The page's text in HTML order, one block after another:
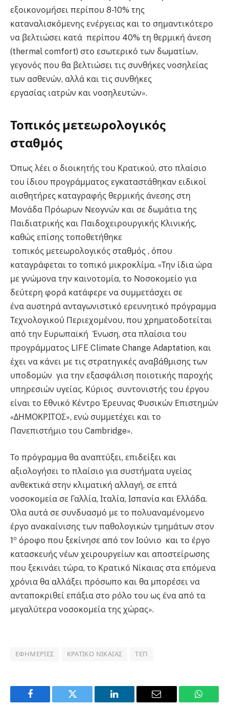
εξοικονομήσει περίπου 8-10% της
καταναλισκόμενης ενέργειας και το σημαντικότερο
να βελτιώσει κατά περίπου 40% τη θερμική άνεση
(thermal comfort) στο εσωτερικό των δωματίων,
γεγονός που θα βελτιώσει τις συνθήκες νοσηλείας
των ασθενών, αλλά και τις συνθήκες
εργασίας ιατρών και νοσηλευτών».
Τοπικός μετεωρολογικός
σταθμός
Όπως λέει ο διοικητής του Κρατικού, στο πλαίσιο
του ίδιου προγράμματος εγκαταστάθηκαν ειδικοί
αισθητήρες καταγραφής θερμικής άνεσης στη
Μονάδα Πρόωρων Νεογνών και σε δωμάτια της
Παιδιατρικής και Παιδοχειρουργικής Κλινικής,
καθώς επίσης τοποθετήθηκε
τοπικός μετεωρολογικός σταθμός , όπου
καταγράφεται το τοπικό μικροκλίμα. «Την ίδια ώρα
με γνώμονα την καινοτομία, το Νοσοκομείο για
δεύτερη φορά κατάφερε να συμμετάσχει σε
ένα αυστηρά ανταγωνιστικό ερευνητικό πρόγραμμα
Τεχνολογικού Περιεχομένου, που χρηματοδοτείται
από την Ευρωπαϊκή Ένωση, στα πλαίσια του
προγράμματος LIFE Climate Change Adaptation, και
έχει να κάνει με τις στρατηγικές αναβάθμισης των
υποδομών για την εξασφάλιση ποιοτικής παροχής
υπηρεσιών υγείας. Κύριος συντονιστής του έργου
είναι το Εθνικό Κέντρο Έρευνας Φυσικών Επιστημών
«ΔΗΜΟΚΡΙΤΟΣ», ενώ συμμετέχει και το
Πανεπιστήμιο του Cambridge».
Το πρόγραμμα θα αναπτύξει, επιδείξει και
αξιολογήσει το πλαίσιο για συστήματα υγείας
ανθεκτικά στην κλιματική αλλαγή, σε επτά
νοσοκομεία σε Γαλλία, Ιταλία, Ισπανία και Ελλάδα.
Όλα αυτά σε συνδυασμό με το πολυαναμένομενο
έργο ανακαίνισης των παθολογικών τμημάτων στον
1 ο όροφο που ξεκίνησε από τον Ιούνιο και το έργο
κατασκευής νέων χειρουργείων και αποστείρωσης
που ξεκινάει τώρα, το Κρατικό Νίκαιας στα επόμενα
χρόνια θα αλλάξει πρόσωπο και θα μπορέσει να
ανταποκριθεί επάξια στο ρόλο του ως ένα από τα
μεγαλύτερα νοσοκομεία της χώρας».
ΕΦΗΜΕΡΊΕΣ ΚΡΑΤΙΚΌ ΝΊΚΑΙΑΣ ΤΕΠ
Facebook Twitter LinkedIn Email